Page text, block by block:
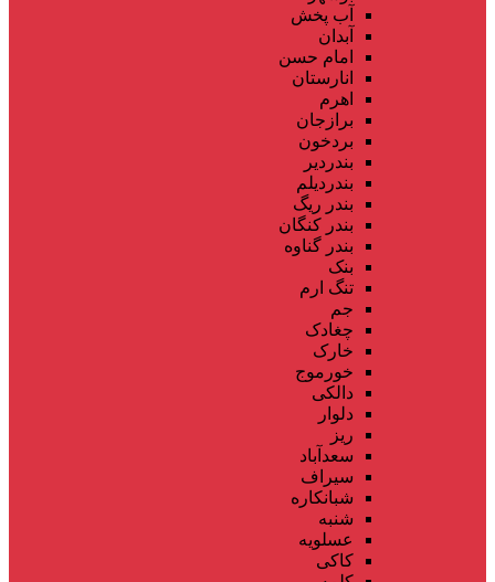
آب پخش
آبدان
امام حسن
انارستان
اهرم
برازجان
بردخون
بندردیر
بندردیلم
بندر ریگ
بندر کنگان
بندر گناوه
بنک
تنگ ارم
جم
چغادک
خارک
خورموج
دالکی
دلوار
ریز
سعدآباد
سیراف
شبانکاره
شنبه
عسلویه
کاکی